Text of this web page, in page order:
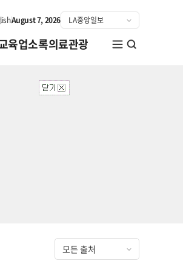
August 7, 2026
육업소록의료관광